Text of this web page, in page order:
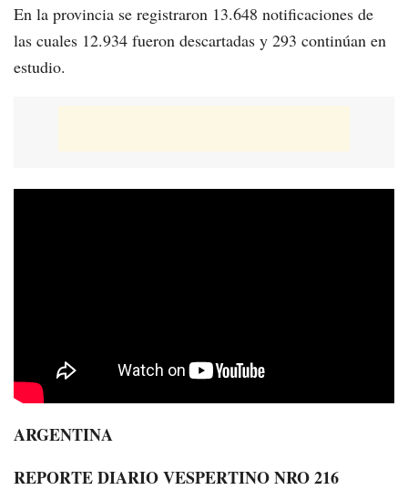
En la provincia se registraron 13.648 notificaciones de
las cuales 12.934 fueron descartadas y 293 continúan en
estudio.
ARGENTINA
REPORTE DIARIO VESPERTINO NRO 216